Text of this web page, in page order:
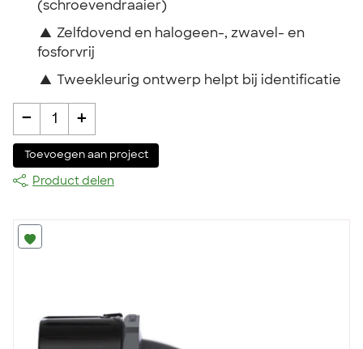
(schroevendraaier)
▲ Zelfdovend en halogeen-, zwavel- en
fosforvrij
▲ Tweekleurig ontwerp helpt bij identificatie
- 1 +
Toevoegen aan project
Product delen